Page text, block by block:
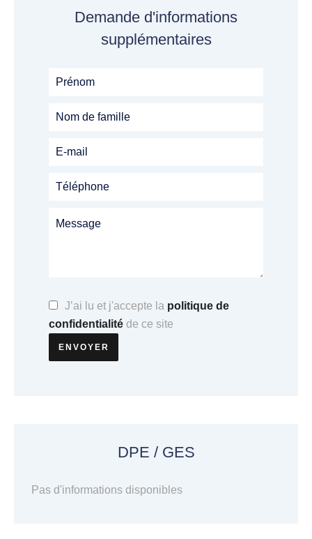
Demande d'informations
supplémentaires
J’ai lu et j'accepte la politique de
confidentialité de ce site
ENVOYER
DPE / GES
Pas d'informations disponibles